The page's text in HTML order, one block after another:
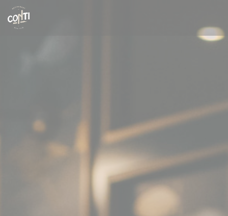
Πίνακας διαχείρισης "Μπισκότων" (Cookies)